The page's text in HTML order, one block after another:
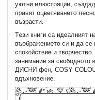
уютни илюстрации,
правят оцветяването
възрасти.
Тeзи книги са идеалният
въображението си и да
спокойствие и
занимание за свободното
ДИСНИ фен, COSY
вдъхновение.